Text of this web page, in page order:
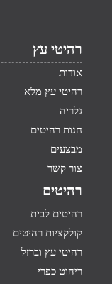
רהיטי עץ
אודות
רהיטי עץ מלא
גלריה
חנות רהיטים
מבצעים
צור קשר
רהיטים
רהיטים לבית
קולקציות רהיטים
רהיטי עץ וברזל
ריהוט כפרי